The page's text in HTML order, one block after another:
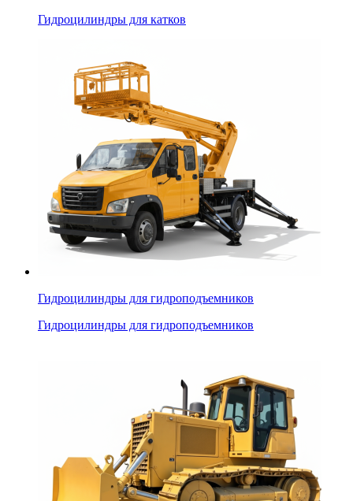
Гидроцилиндры для катков
Гидроцилиндры для гидроподъемников
Гидроцилиндры для гидроподъемников